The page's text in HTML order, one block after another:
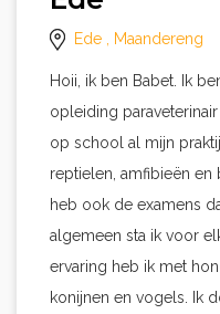
Ede , Maandereng
Hoii, ik ben Babet. Ik
opleiding
op school al mijn
reptielen, amfibieën
heb ook de examens
algemeen sta ik voor
ervaring heb ik met
konijnen en vogels. Ik